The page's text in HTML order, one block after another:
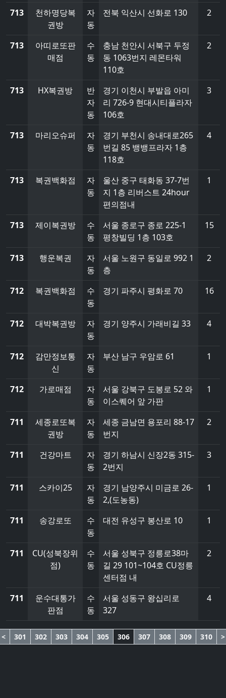
713
천하명당복
권방
자
동
전북 익산시 선화로 130 2
713
아띠로또판
매점
수
동
충남 천안시 서북구 두정
동 1063번지 레몬타워
110호
2
713 HX복권방
반
자
동
경기 이천시 부발읍 아미
리 726-9 현대시티플라자
106호
3
713 마리오슈퍼
자
동
경기 부천시 송내대로265
번길 85 뱅뱅프라자 1층
118호
4
713 복권백화점
자
동
울산 중구 태화동 37-7번
지 1층 리버스트 24hour
편의점내
1
713 제이복권방
수
동
서울 종로구 종로 225-1
평창빌딩 1층 103호
15
713 행운복권
자
동
서울 노원구 동일로 992 1
층
2
712 복권백화점
수
동
경기 파주시 평화로 70 16
712 대박복권방
자
동
경기 양주시 가래비길 33 4
712
감만정보통
신
자
동
부산 남구 우암로 61 1
712 가로매점
자
동
서울 강북구 도봉로 52 와
이스퀘어 앞 가판
1
711
세종로또복
권방
자
동
세종 금남면 용포리 88-17
번지
2
711 건강마트
자
동
경기 하남시 신장2동 315-
2번지
3
711 스카이25
자
동
경기 남양주시 미금로 26-
2,(도농동)
1
711 송강로또
수
동
대전 유성구 봉산로 10 1
711
CU(성북장위
점)
수
동
서울 성북구 정릉로38마
길 29 101~104호 CU정릉
센터점 내
2
711
운수대통가
판점
수
동
서울 성동구 왕십리로
327
4
< 301 302 303 304 305 306 307 308 309 310 >